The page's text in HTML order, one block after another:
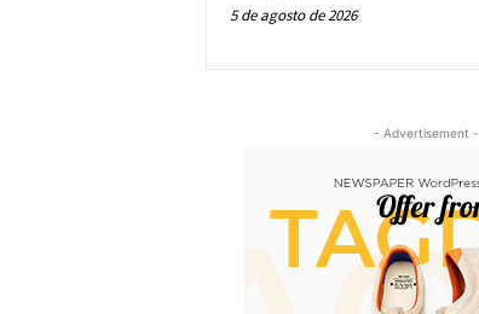
5 de agosto de 2026
- Advertisement -